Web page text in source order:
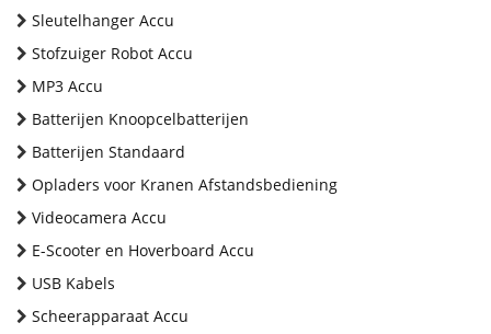
Sleutelhanger Accu
Stofzuiger Robot Accu
MP3 Accu
Batterijen Knoopcelbatterijen
Batterijen Standaard
Opladers voor Kranen Afstandsbediening
Videocamera Accu
E-Scooter en Hoverboard Accu
USB Kabels
Scheerapparaat Accu